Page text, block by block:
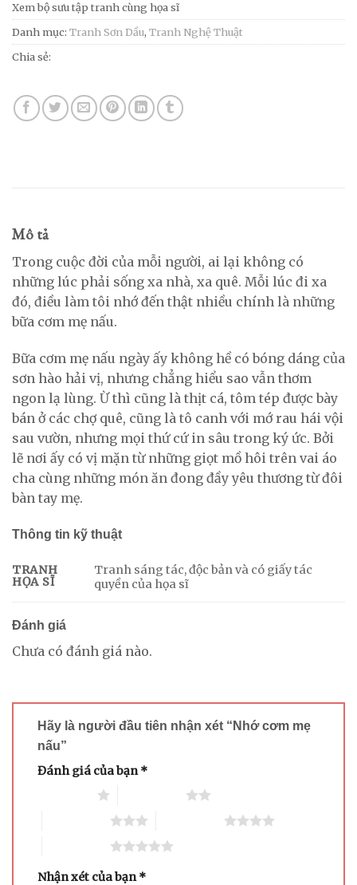
Xem bộ sưu tập tranh cùng họa sĩ
Danh mục: Tranh Sơn Dầu, Tranh Nghệ Thuật
Chia sẻ:
Mô tả
Trong cuộc đời của mỗi người, ai lại không có
những lúc phải sống xa nhà, xa quê. Mỗi lúc đi xa
đó, điều làm tôi nhớ đến thật nhiều chính là những
bữa cơm mẹ nấu.
Bữa cơm mẹ nấu ngày ấy không hề có bóng dáng của
sơn hào hải vị, nhưng chẳng hiểu sao vẫn thơm
ngon lạ lùng. Ừ thì cũng là thịt cá, tôm tép được bày
bán ở các chợ quê, cũng là tô canh với mớ rau hái vội
sau vườn, nhưng mọi thứ cứ in sâu trong ký ức. Bởi
lẽ nơi ấy có vị mặn từ những giọt mồ hôi trên vai áo
cha cùng những món ăn đong đầy yêu thương từ đôi
bàn tay mẹ.
Thông tin kỹ thuật
TRANH
HỌA SĨ
Tranh sáng tác, độc bản và có giấy tác
quyền của họa sĩ
Đánh giá
Chưa có đánh giá nào.
Hãy là người đầu tiên nhận xét “Nhớ cơm mẹ
nấu”
Đánh giá của bạn*
Nhận xét của bạn*